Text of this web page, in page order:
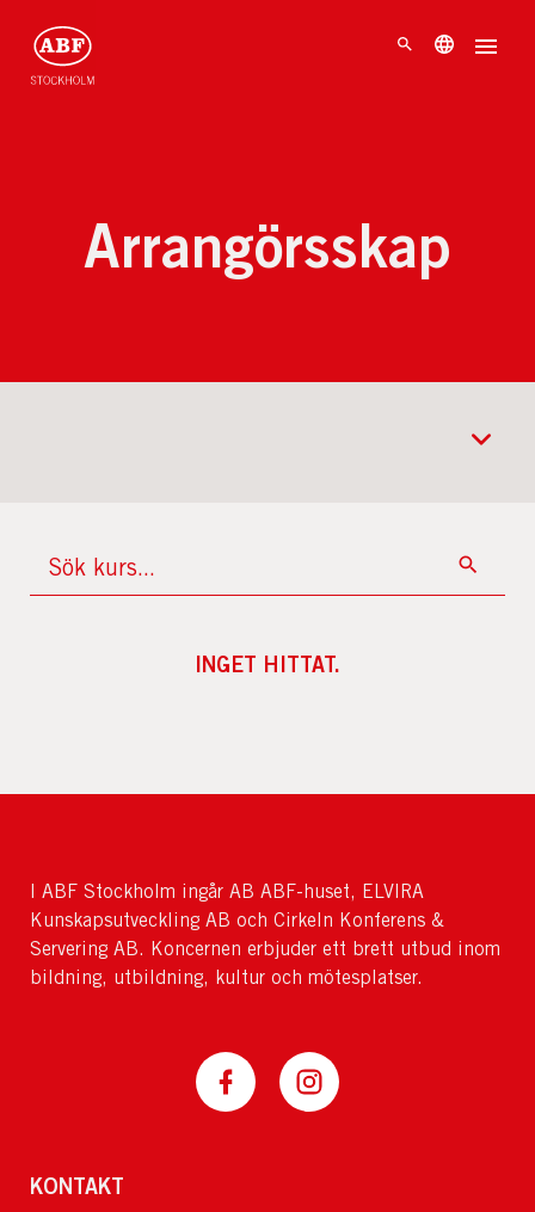
Arrangörsskap
INGET HITTAT.
I ABF Stockholm ingår AB ABF-huset, ELVIRA
Kunskapsutveckling AB och Cirkeln Konferens &
Servering AB. Koncernen erbjuder ett brett utbud inom
bildning, utbildning, kultur och mötesplatser.
KONTAKT